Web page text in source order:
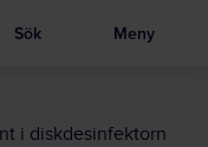
Visa sökruta
Sök Meny
i diskdesinfektorn